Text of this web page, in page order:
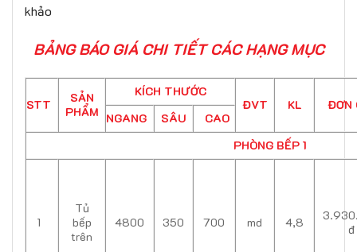
khảo
BẢNG BÁO GIÁ CHI TIẾT CÁC HẠNG MỤC
STT
SẢN
PHẨM
KÍCH THƯỚC
ĐVT
KL
ĐƠN
NGANG
SÂU
CAO
PHÒNG BẾP 1
1
Tủ
bếp
trên
4800 350 700 md 4,8
đ